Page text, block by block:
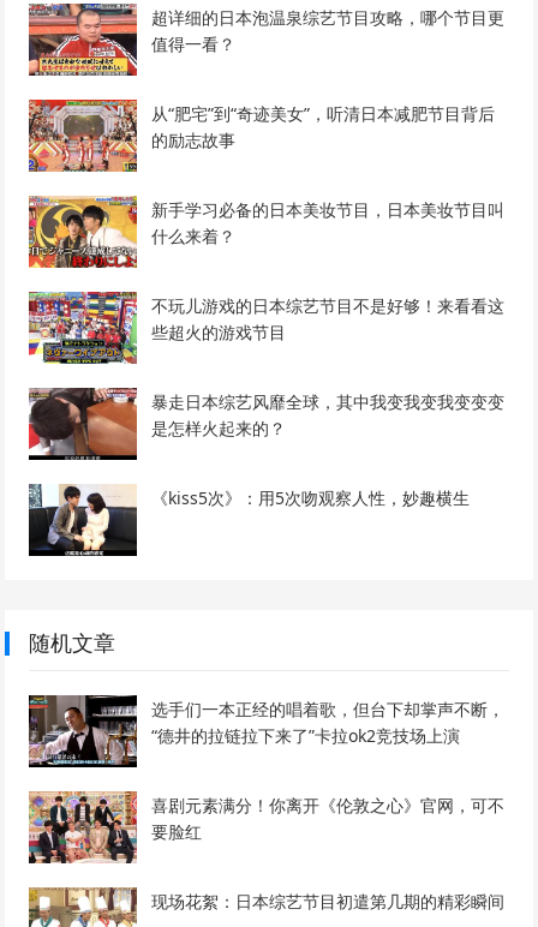
超详细的日本泡温泉综艺节目攻略，哪个节目更
值得一看？
从“肥宅”到“奇迹美女”，听清日本减肥节目背后
的励志故事
新手学习必备的日本美妆节目，日本美妆节目叫
什么来着？
不玩儿游戏的日本综艺节目不是好够！来看看这
些超火的游戏节目
暴走日本综艺风靡全球，其中我变我变我变变变
是怎样火起来的？
《kiss5次》：用5次吻观察人性，妙趣横生
随机文章
选手们一本正经的唱着歌，但台下却掌声不断，
“德井的拉链拉下来了”卡拉ok2竞技场上演
喜剧元素满分！你离开《伦敦之心》官网，可不
要脸红
现场花絮：日本综艺节目初遣第几期的精彩瞬间